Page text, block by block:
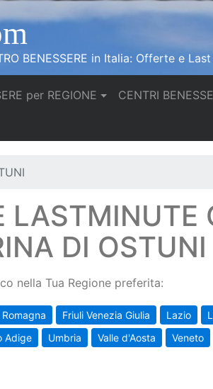
BENESSERE in Italia: Offerte e
per REGIONE CENTRI
LASTMINUTE
DI OSTUNI
nella Tua Regione preferita:
Romagna Friuli Venezia Giulia Lazio
Adige Umbria Valle d'Aosta Veneto